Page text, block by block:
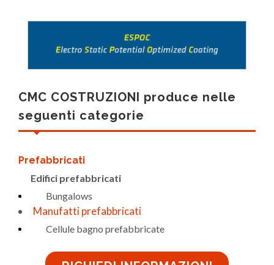
CMC COSTRUZIONI produce nelle
seguenti categorie
Prefabbricati
Edifici prefabbricati
Bungalows
Manufatti prefabbricati
Cellule bagno prefabbricate